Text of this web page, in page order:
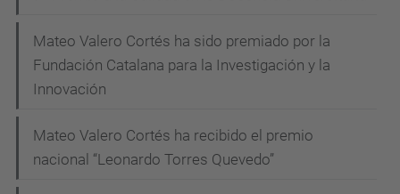
Mateo Valero Cortés ha sido premiado por la
Fundación Catalana para la Investigación y la
Innovación
Mateo Valero Cortés ha recibido el premio
nacional “Leonardo Torres Quevedo”